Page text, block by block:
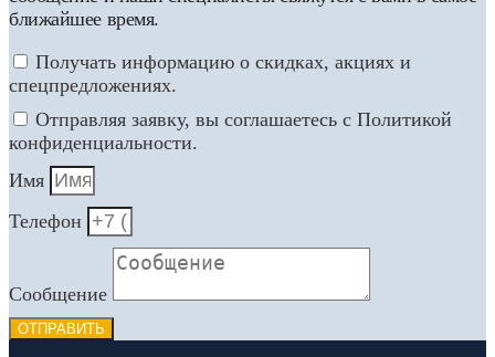
ближайшее время.
Получать информацию о скидках, акциях и
спецпредложениях.
Отправляя заявку, вы соглашаетесь с Политикой
конфиденциальности.
Имя
Телефон
Сообщение
ОТПРАВИТЬ